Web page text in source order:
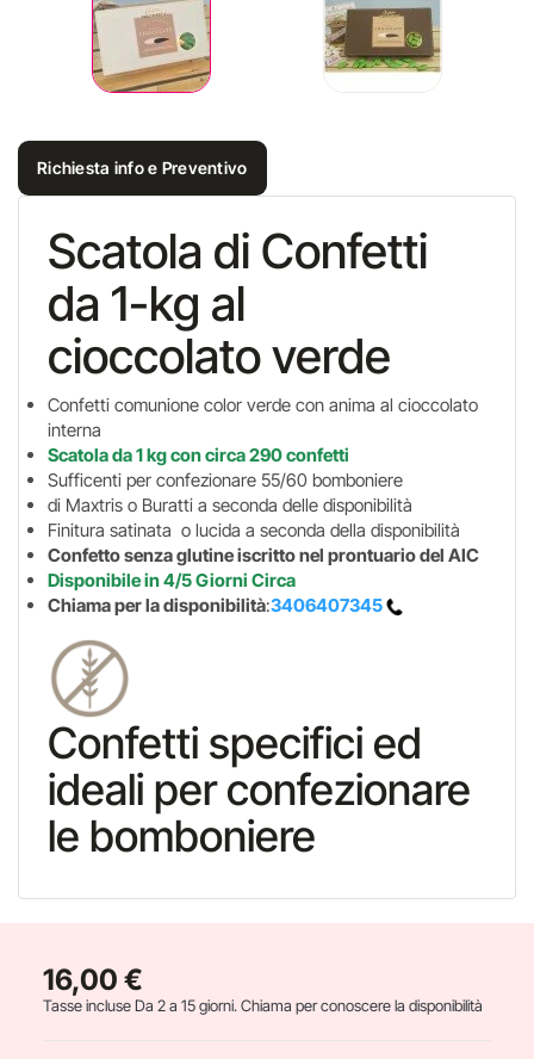
Richiesta info e Preventivo
Scatola di Confetti
da 1-kg al
cioccolato verde
Confetti comunione color verde con anima al cioccolato
interna
Scatola da 1 kg con circa 290 confetti
Sufficenti per confezionare 55/60 bomboniere
di Maxtris o Buratti a seconda delle disponibilità
Finitura satinata o lucida a seconda della disponibilità
Confetto senza glutine iscritto nel prontuario del AIC
Disponibile in 4/5 Giorni Circa
Chiama per la disponibilità:3406407345
Confetti specifici ed
ideali per confezionare
le bomboniere
16,00 €
Tasse incluseDa 2 a 15 giorni. Chiama per conoscere la disponibilità